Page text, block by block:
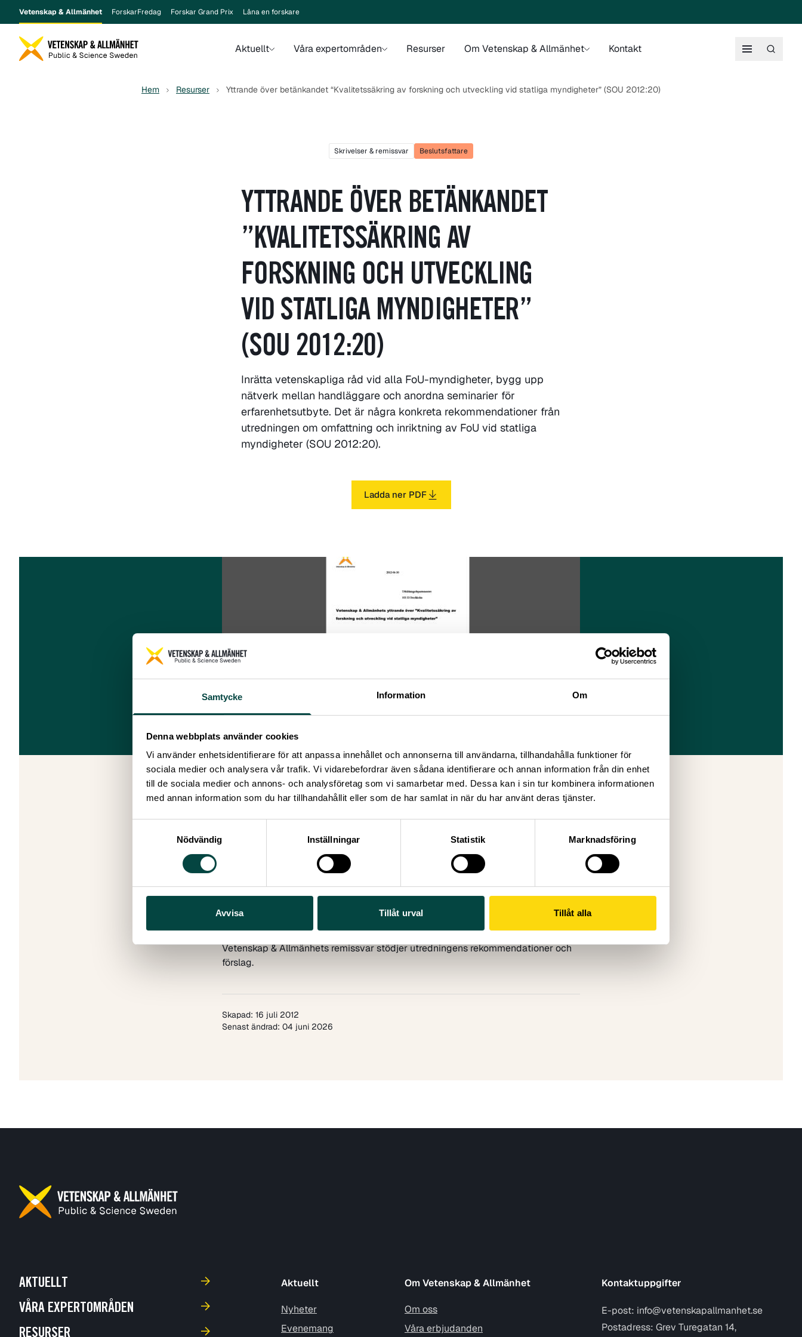
Samtycke Information Om
Denna webbplats använder cookies
Vi använder enhetsidentifierare för att anpassa innehållet och annonserna till användarna, tillhandahålla funktioner för
sociala medier och analysera vår trafik. Vi vidarebefordrar även sådana identifierare och annan information från din enhet
till de sociala medier och annons- och analysföretag som vi samarbetar med. Dessa kan i sin tur kombinera informationen
med annan information som du har tillhandahållit eller som de har samlat in när du har använt deras tjänster.
Nödvändig
Inställningar Statistik Marknadsföring
Avvisa Tillåt urval Tillåt alla
Vetenskap & Allmänhet ForskarFredag Forskar Grand Prix Låna en forskare
Aktuellt Våra expertområden Resurser Om Vetenskap & Allmänhet Kontakt
Hem Resurser Yttrande över betänkandet “Kvalitetssäkring av forskning och utveckling vid statliga myndigheter” (SOU 2012:20)
Skrivelser & remissvar Beslutsfattare
YTTRANDE ÖVER BETÄNKANDET
”KVALITETSSÄKRING AV
FORSKNING OCH UTVECKLING
VID STATLIGA MYNDIGHETER”
(SOU 2012:20)
Inrätta vetenskapliga råd vid alla FoU-myndigheter, bygg upp
nätverk mellan handläggare och anordna seminarier för
erfarenhetsutbyte. Det är några konkreta rekommendationer från
utredningen om omfattning och inriktning av FoU vid statliga
myndigheter (SOU 2012:20).
Ladda ner PDF
Utredaren Per Tegnér har haft i uppdrag att kartlägga omfattning och inriktning av
den forskning och utveckling som bedrivs av statliga myndigheter, inriktat på
dels hur forskningen som bedrivs eller finansieras av myndigheterna
kvalitetssäkras, dels om det sker något dubbelarbete mellan myndigheterna och
Under samma tid som utredningen pågått, vintern och våren 2012, har Vetenskap
& Allmänhet studerat utvecklingen av forskningsbaserad kunskap vid svenska
statliga myndigheter. Studien har genomförts inom ramen för IVA-projektet
svensk förvaltning
Vetenskap & Allmänhet och utredaren har kommit till liknande slutsatser och
Vetenskap & Allmänhets remissvar stödjer utredningens rekommendationer och
förslag.
Skapad: 16 juli 2012
Senast ändrad: 04 juni 2026
AKTUELLT
VÅRA EXPERTOMRÅDEN
RESURSER
Aktuellt
Nyheter
Evenemang
Om Vetenskap & Allmänhet
Om oss
Våra erbjudanden
Kontaktuppgifter
E-post: info@vetenskapallmanhet.se
Postadress: Grev Turegatan 14,